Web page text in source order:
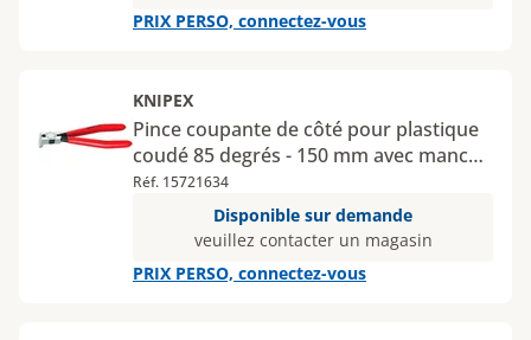
PRIX PERSO, connectez-vous
KNIPEX
Pince coupante de côté pour plastique
coudé 85 degrés - 150 mm avec manche
gainé PVC
Réf. 15721634
Disponible sur demande
veuillez contacter un magasin
PRIX PERSO, connectez-vous